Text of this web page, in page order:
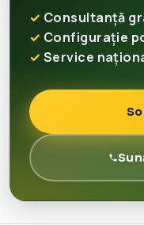
Consultanță
Configurație
Service